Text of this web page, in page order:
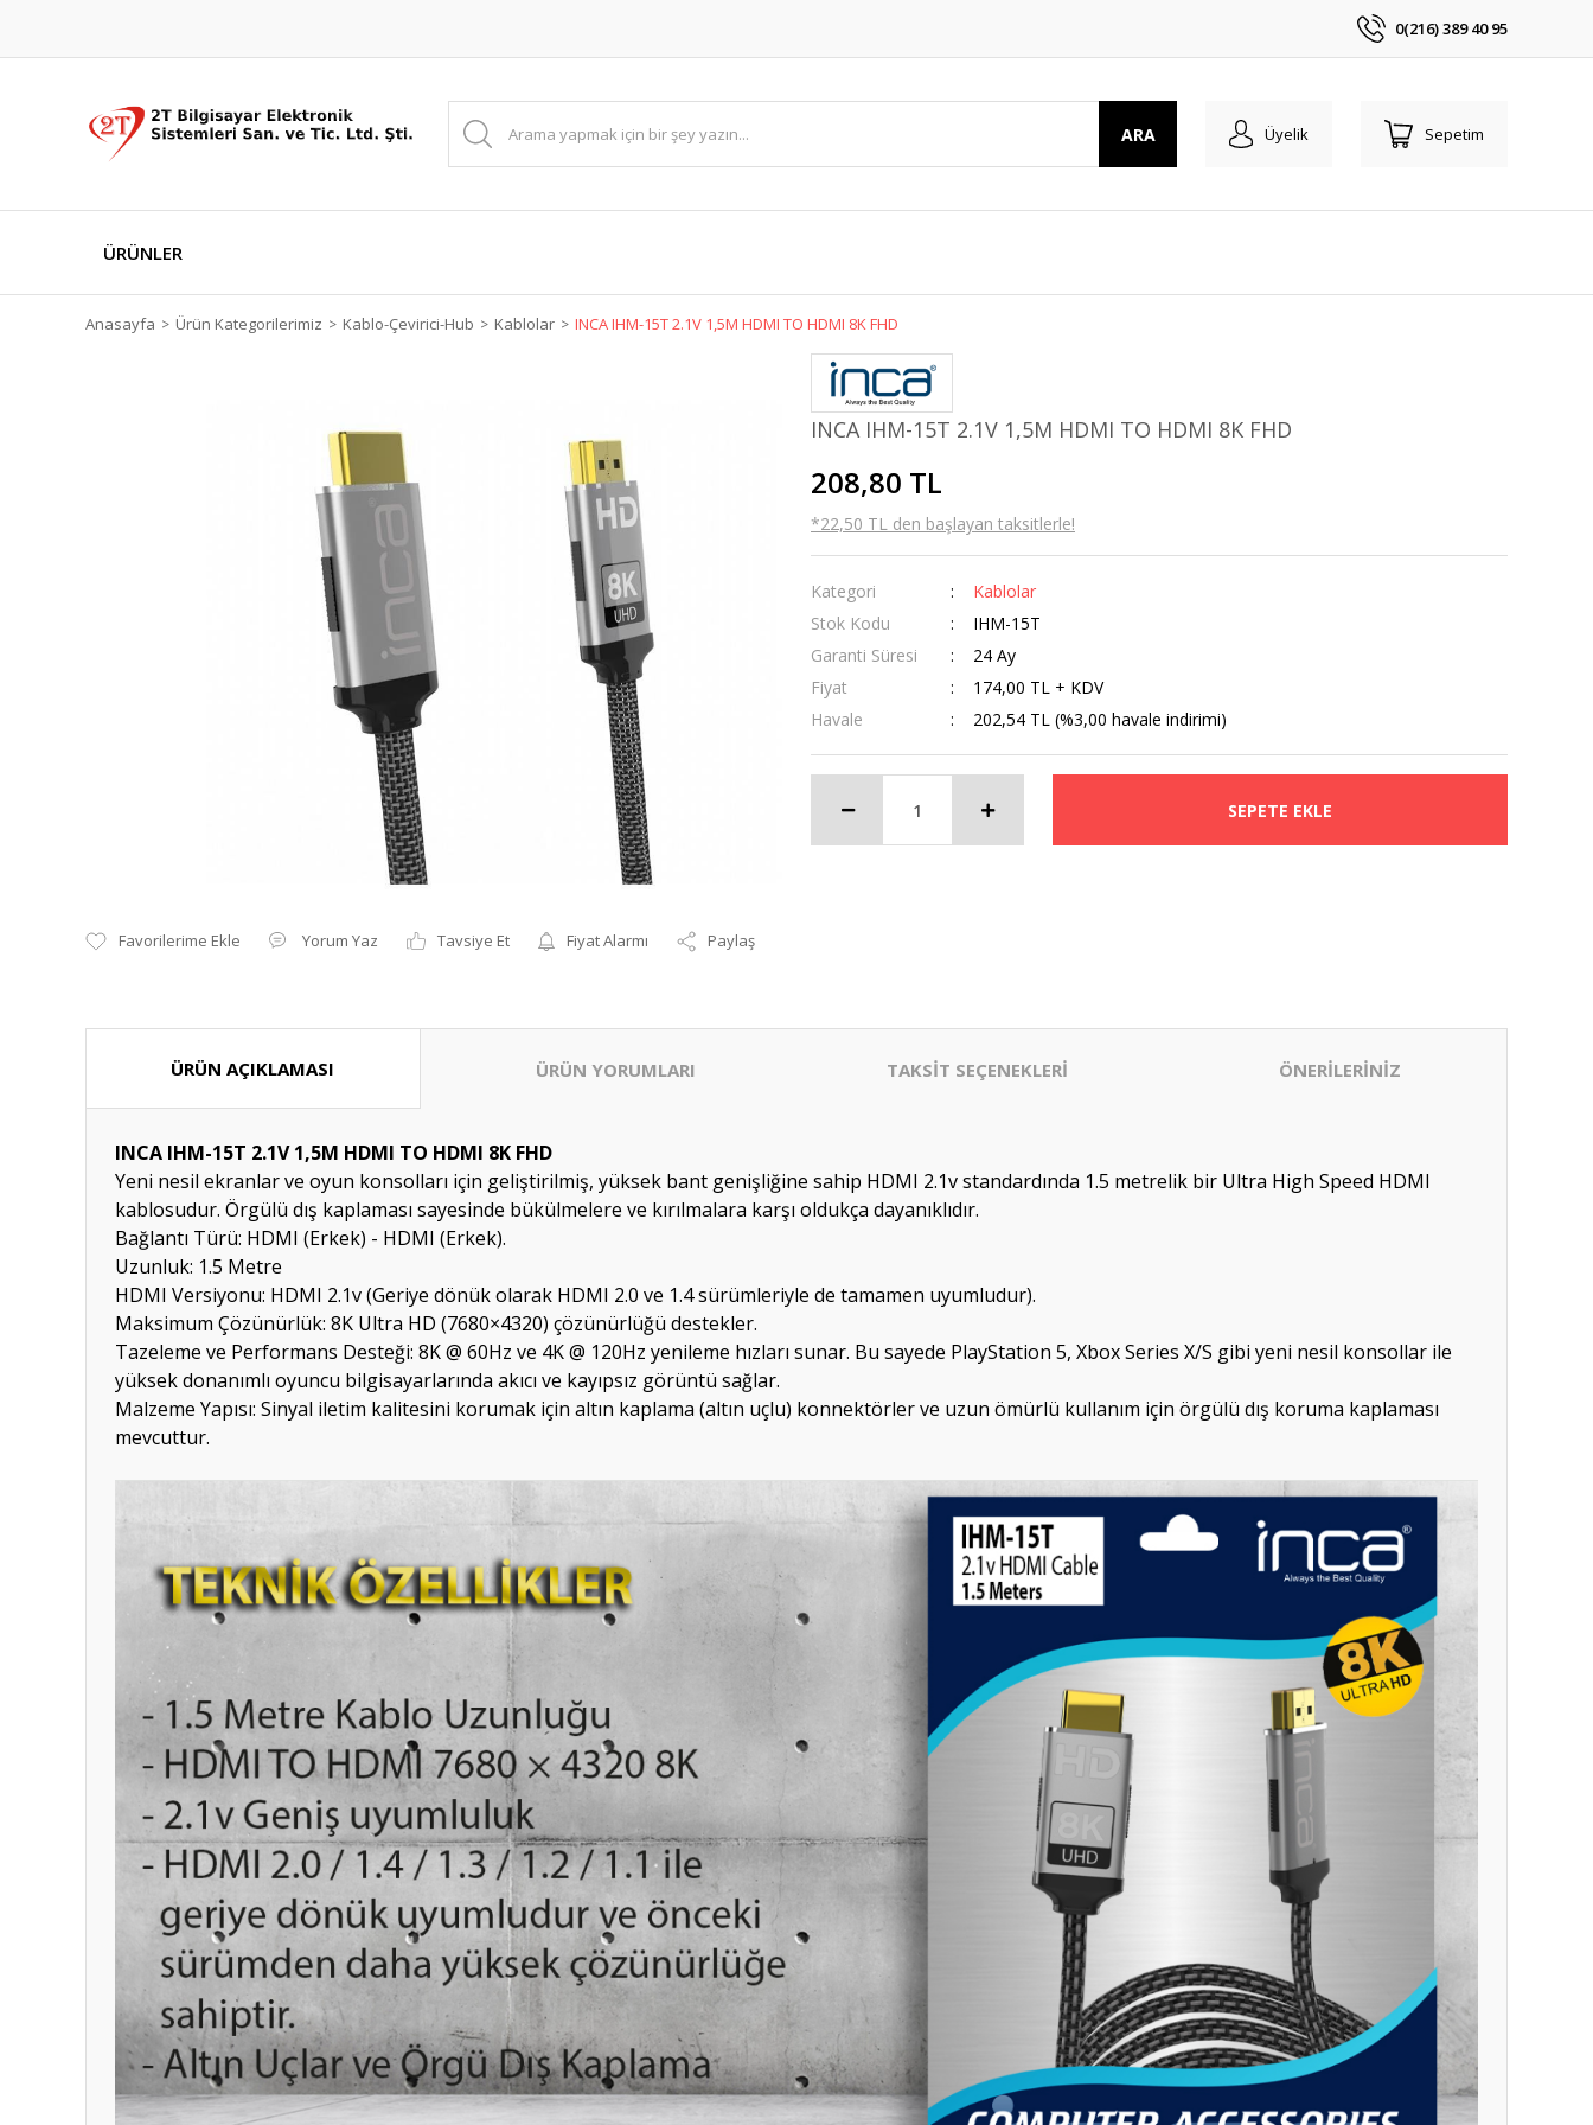
0(216) 389 40 95
ARA Üyelik Sepetim
ÜRÜNLER
Anasayfa Ürün Kategorilerimiz Kablo-Çevirici-Hub Kablolar INCA IHM-15T 2.1V 1,5M HDMI TO HDMI 8K FHD
Yorum Yaz Tavsiye Et Fiyat Alarmı Paylaş
INCA IHM-15T 2.1V 1,5M HDMI TO HDMI 8K FHD
208,80 TL
*22,50 TL den başlayan taksitlerle!
Kategori
Kablolar
Stok Kodu
IHM-15T
Garanti Süresi
24 Ay
Fiyat
174,00 TL + KDV
Havale
202,54 TL (%3,00 havale indirimi)
SEPETE EKLE
ÜRÜN AÇIKLAMASI ÜRÜN YORUMLARI TAKSİT SEÇENEKLERİ ÖNERİLERİNİZ
INCA IHM-15T 2.1V 1,5M HDMI TO HDMI 8K FHD
Yeni nesil ekranlar ve oyun konsolları için geliştirilmiş, yüksek bant genişliğine sahip HDMI 2.1v standardında 1.5 metrelik bir Ultra High Speed HDMI
kablosudur. Örgülü dış kaplaması sayesinde bükülmelere ve kırılmalara karşı oldukça dayanıklıdır.
Bağlantı Türü: HDMI (Erkek) - HDMI (Erkek).
Uzunluk: 1.5 Metre
HDMI Versiyonu: HDMI 2.1v (Geriye dönük olarak HDMI 2.0 ve 1.4 sürümleriyle de tamamen uyumludur).
Maksimum Çözünürlük: 8K Ultra HD (7680×4320) çözünürlüğü destekler.
Tazeleme ve Performans Desteği: 8K @ 60Hz ve 4K @ 120Hz yenileme hızları sunar. Bu sayede PlayStation 5, Xbox Series X/S gibi yeni nesil konsollar ile
yüksek donanımlı oyuncu bilgisayarlarında akıcı ve kayıpsız görüntü sağlar.
Malzeme Yapısı: Sinyal iletim kalitesini korumak için altın kaplama (altın uçlu) konnektörler ve uzun ömürlü kullanım için örgülü dış koruma kaplaması
mevcuttur.